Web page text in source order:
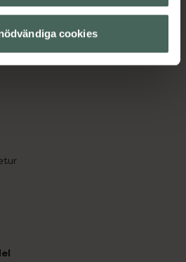
cookies
är så är det vårt uppdrag att